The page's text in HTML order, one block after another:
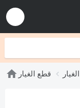
قطع الغيار